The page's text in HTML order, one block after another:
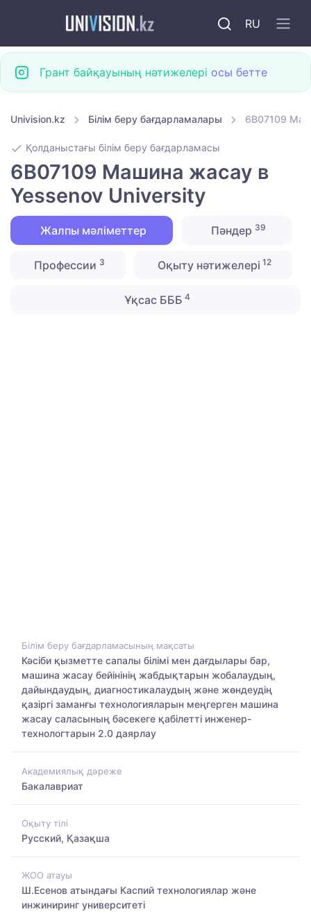
RU
Грант байқауының нәтижелері осы бетте
Univision.kz Білім беру бағдарламалары 6B07109
Қолданыстағы білім беру бағдарламасы
6B07109 Машина жасау в
Yessenov University
Жалпы мәліметтер Пәндер 39
Профессии 3 Оқыту нәтижелері 12
Ұқсас БББ 4
Білім беру бағдарламасының мақсаты
Кәсіби қызметте сапалы білімі мен дағдылары бар,
машина жасау бейінінің жабдықтарын жобалаудың,
дайындаудың, диагностикалаудың және жөндеудің
қазіргі заманғы технологияларын меңгерген машина
жасау саласының бәсекеге қабілетті инженер-
технологтарын 2.0 даярлау
Академиялық дәреже
Бакалавриат
Оқыту тілі
Русский, Қазақша
ЖОО атауы
Ш.Есенов атындағы Каспий технологиялар және
инжиниринг университеті